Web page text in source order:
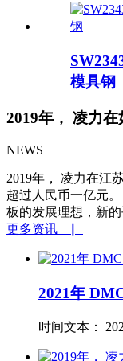
模具钢
2019年， 凌力
NEWS
2019年， 凌力在江
超过人民币一亿元
板的发展理想，新的
更多资讯 ▏
2021年
时间文本：